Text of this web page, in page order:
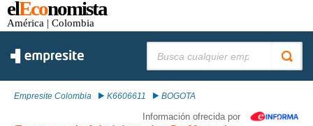
elEconomista
América | Colombia
Empresite Colombia K6606611 BOGOTA
Información ofrecida por